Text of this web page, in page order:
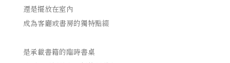
還是擺放在室內
成為客廳或書房的獨特點綴
是承載書籍的臨時書桌